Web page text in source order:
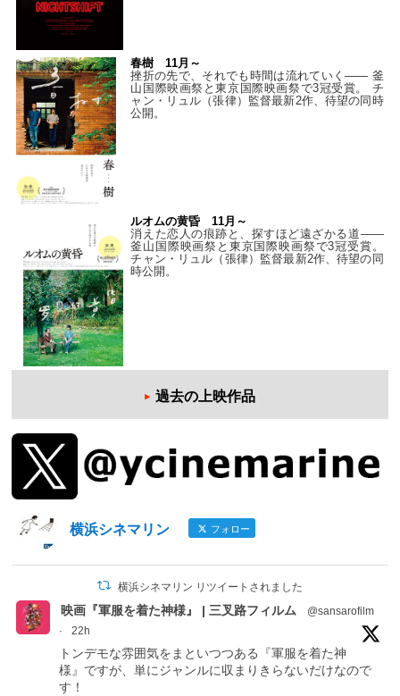
春樹 11月～
挫折の先で、それでも時間は流れていく—— 釜
山国際映画祭と東京国際映画祭で3冠受賞。 チ
ャン・リュル（張律）監督最新2作、待望の同時
公開。
ルオムの黄昏 11月～
消えた恋人の痕跡と、探すほど遠ざかる道——
釜山国際映画祭と東京国際映画祭で3冠受賞。
チャン・リュル（張律）監督最新2作、待望の同
時公開。
過去の上映作品
横浜シネマリン フォロー
横浜シネマリン リツイートされました
映画『軍服を着た神様』 | 三叉路フィルム
@sansarofilm
·
22h
トンデモな雰囲気をまといつつある『軍服を着た神
様』ですが、単にジャンルに収まりきらないだけなので
す！